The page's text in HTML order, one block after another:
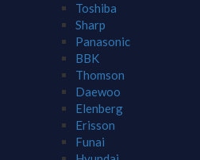
Toshiba
Sharp
Panasonic
BBK
Thomson
Daewoo
Elenberg
Erisson
Funai